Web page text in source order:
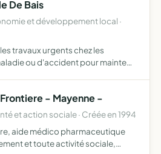
De Bais
et développement local ·
travaux urgents chez les
ou d'accident pour maintenir
- Mayenne -
et action sociale · Créée en 1994
aide médico pharmaceutique
et toute activité sociale,